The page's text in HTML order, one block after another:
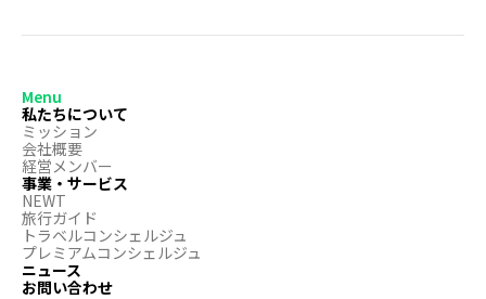
Menu
私たちについて
ミッション
会社概要
経営メンバー
事業・サービス
NEWT
旅行ガイド
トラベルコンシェルジュ
プレミアムコンシェルジュ
ニュース
お問い合わせ